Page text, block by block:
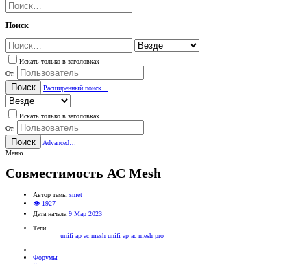
Поиск
Искать только в заголовках
От:
Поиск Расширенный поиск…
Искать только в заголовках
От:
Поиск
Advanced…
Меню
Совместимость АС Mesh
Автор темы smet
👁 1927
Дата начала 9 Мар 2023
Теги
unifi ap ac mesh unifi ap ac mesh pro
Форумы